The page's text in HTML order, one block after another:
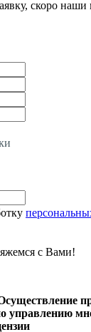
скоро наши
с Вами!
управлению